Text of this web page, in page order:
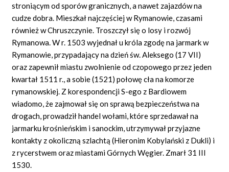
stroniącym od sporów granicznych, a nawet zajazdów na
cudze dobra. Mieszkał najczęściej w Rymanowie, czasami
również w Chruszczynie. Troszczył się o losy i rozwój
Rymanowa. W r. 1503 wyjednał u króla zgodę na jarmark w
Rymanowie, przypadający na dzień św. Aleksego (17 VII)
oraz zapewnił miastu zwolnienie od czopowego przez jeden
kwartał 1511 r., a sobie (1521) połowę cła na komorze
rymanowskiej. Z korespondencji S-ego z Bardiowem
wiadomo, że zajmował się on sprawą bezpieczeństwa na
drogach, prowadził handel wołami, które sprzedawał na
jarmarku krośnieńskim i sanockim, utrzymywał przyjazne
kontakty z okoliczną szlachtą (Hieronim Kobylański z Dukli) i
z rycerstwem oraz miastami Górnych Węgier. Zmarł 31 III
1530.